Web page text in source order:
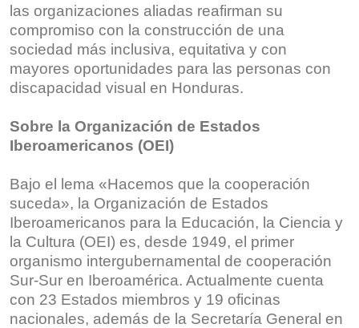
las organizaciones aliadas reafirman su
compromiso con la construcción de una
sociedad más inclusiva, equitativa y con
mayores oportunidades para las personas con
discapacidad visual en Honduras.
Sobre la Organización de Estados
Iberoamericanos (OEI)
Bajo el lema «Hacemos que la cooperación
suceda», la Organización de Estados
Iberoamericanos para la Educación, la Ciencia y
la Cultura (OEI) es, desde 1949, el primer
organismo intergubernamental de cooperación
Sur-Sur en Iberoamérica. Actualmente cuenta
con 23 Estados miembros y 19 oficinas
nacionales, además de la Secretaría General en